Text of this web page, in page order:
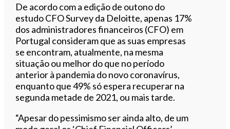
De acordo com a edição de outono do
estudo CFO Survey da Deloitte, apenas 17%
dos administradores financeiros (CFO) em
Portugal consideram que as suas empresas
se encontram, atualmente, na mesma
situação ou melhor do que no período
anterior à pandemia do novo coronavírus,
enquanto que 49% só espera recuperar na
segunda metade de 2021, ou mais tarde.
“Apesar do pessimismo ser ainda alto, de um